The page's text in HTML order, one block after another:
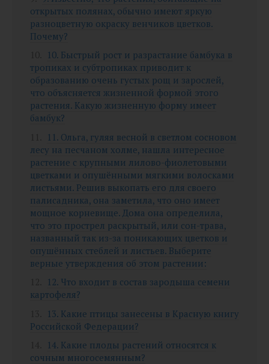
открытых полянах, обычно имеют яркую
разноцветную окраску венчиков цветков.
Почему?
10. Быстрый рост и разрастание бамбука в
тропиках и субтропиках приводит к
образованию очень густых рощ и зарослей,
что объясняется жизненной формой этого
растения. Какую жизненную форму имеет
бамбук?
11. Ольга, гуляя весной в светлом сосновом
лесу на песчаном холме, нашла интересное
растение с крупными лилово-фиолетовыми
цветками и опушёнными мягкими волосками
листьями. Решив выкопать его для своего
палисадника, она заметила, что оно имеет
мощное корневище. Дома она определила,
что это прострел раскрытый, или сон-трава,
названный так из-за поникающих цветков и
опушённых стеблей и листьев. Выберите
верные утверждения об этом растении:
12. Что входит в состав зародыша семени
картофеля?
13. Какие птицы занесены в Красную книгу
Российской Федерации?
14. Какие плоды растений относятся к
сочным многосемянным?